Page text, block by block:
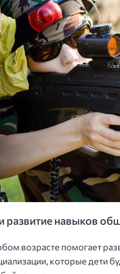
развитие навыков
возрасте помогает
которые дети